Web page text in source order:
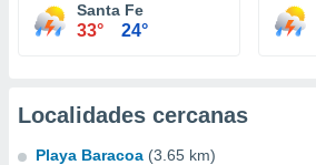
Santa Fe
33° 24°
Localidades cercanas
Playa Baracoa (3.65 km)